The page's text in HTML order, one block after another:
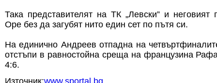
Така представителят на ТК „Левски” и
Оре без да загубят нито един сет по пътя си.
На единично Андреев отпадна на
отстъпи в равностойна среща на французина
4:6.
Източник:www.sportal.bg